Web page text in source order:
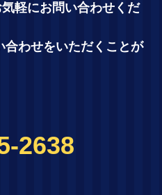
軽にお問い合わせくだ
わせをいただくことが
2638